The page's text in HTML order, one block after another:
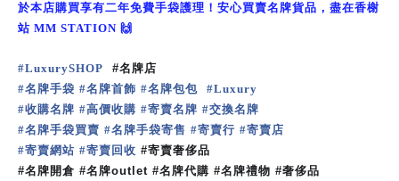
於本店購買享有二年免費手袋護理！安心買賣名牌貨品，盡在香榭
站 MM STATION 🙌
#LuxurySHOP #名牌店
#名牌手袋 #名牌首飾 #名牌包包 #Luxury
#收購名牌 #高價收購 #寄賣名牌 #交換名牌
#名牌手袋買賣 #名牌手袋寄售 #寄賣行 #寄賣店
#寄賣網站 #寄賣回收 #寄賣奢侈品
#名牌開倉 #名牌outlet #名牌代購 #名牌禮物 #奢侈品